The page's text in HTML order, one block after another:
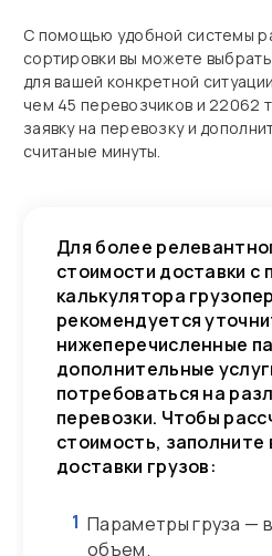
С помощью удобной системы
сортировки вы можете
для вашей конкретной
чем 45 перевозчиков и 22062
заявку на перевозку и
считаные минуты.
Для более
стоимости доставки
калькулятора
рекомендуется
нижеперечисленные
дополнительные
потребоваться на
перевозки. Чтобы
стоимость, заполните
доставки грузов:
1 Параметры груза —
объем.